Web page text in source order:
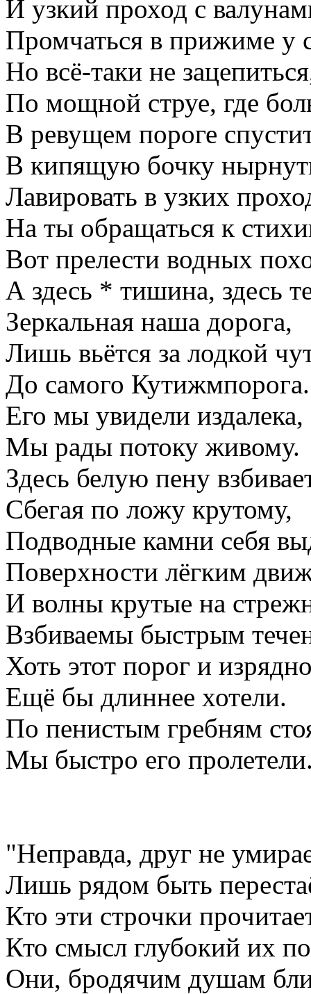
И узкий проход с
Промчаться в прижиме у
Но всё-таки не
По мощной струе, где
В ревущем пороге
В кипящую бочку
Лавировать в узких
На ты обращаться к
Вот прелести водных
А здесь * тишина, здесь
Зеркальная наша дорога,
Лишь вьётся за лодкой
До самого Кутижмпорога.
Его мы увидели издалека,
Мы рады потоку живому.
Здесь белую пену
Сбегая по ложу крутому,
Подводные камни себя
Поверхности лёгким
И волны крутые на
Взбиваемы быстрым
Хоть этот порог и
Ещё бы длиннее хотели.
По пенистым гребням
Мы быстро его
"Неправда, друг не
Лишь рядом быть
Кто эти строчки
Кто смысл глубокий их
Они, бродячим душам